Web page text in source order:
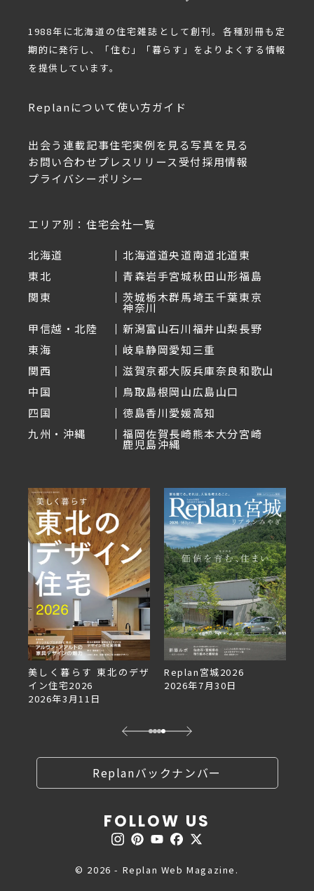
1988年に北海道の住宅雑誌として創刊。各種別冊も定
期的に発行し、「住む」「暮らす」をよりよくする情報
を提供しています。
Replanについて使い方ガイド
出会う 連載記事住宅実例を見る写真を見る
お問い合わせ プレスリリース受付採用情報
プライバシーポリシー
エリア別：住宅会社一覧
北海道 北海道道央道南道北道東
東北
青森岩手宮城秋田山形福島
関東
茨城栃木群馬埼玉千葉東京
神奈川
甲信越・北陸
新潟富山石川福井山梨長野
東海
岐阜静岡愛知三重
関西
滋賀京都大阪兵庫奈良和歌山
中国
鳥取島根岡山広島山口
四国
徳島香川愛媛高知
九州・沖縄
福岡佐賀長崎熊本大分宮崎
鹿児島沖縄
美しく暮らす 東北のデザ
イン住宅2026
2026年3月11日
Replan宮城2026
2026年7月30日
Replanバックナンバー
FOLLOW US
© 2026 - Replan Web Magazine.